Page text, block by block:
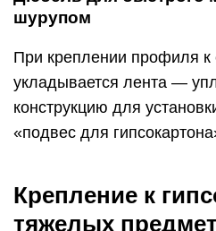
шурупом
При креплении профиля к
укладывается лента —
конструкцию для
«подвес для
Крепление к
тяжелых